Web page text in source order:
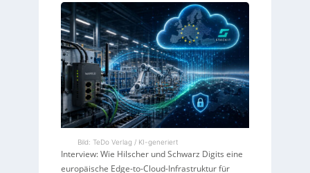
Bild: TeDo Verlag / KI-generiert
Interview: Wie Hilscher und Schwarz Digits eine
europäische Edge-to-Cloud-Infrastruktur für